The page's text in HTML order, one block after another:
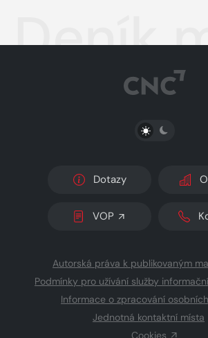
Deník
PŘEPNOUT
Dotazy
VOP
Autorská práva k publikovaným
Podmínky pro užívání služby
Informace o zpracování
Jednotná kontaktní místa
Cookies